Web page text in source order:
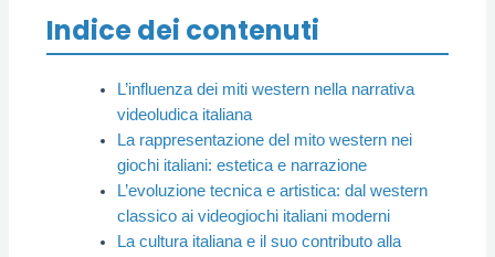
Indice dei contenuti
L’influenza dei miti western nella narrativa
videoludica italiana
La rappresentazione del mito western nei
giochi italiani: estetica e narrazione
L’evoluzione tecnica e artistica: dal western
classico ai videogiochi italiani moderni
La cultura italiana e il suo contributo alla